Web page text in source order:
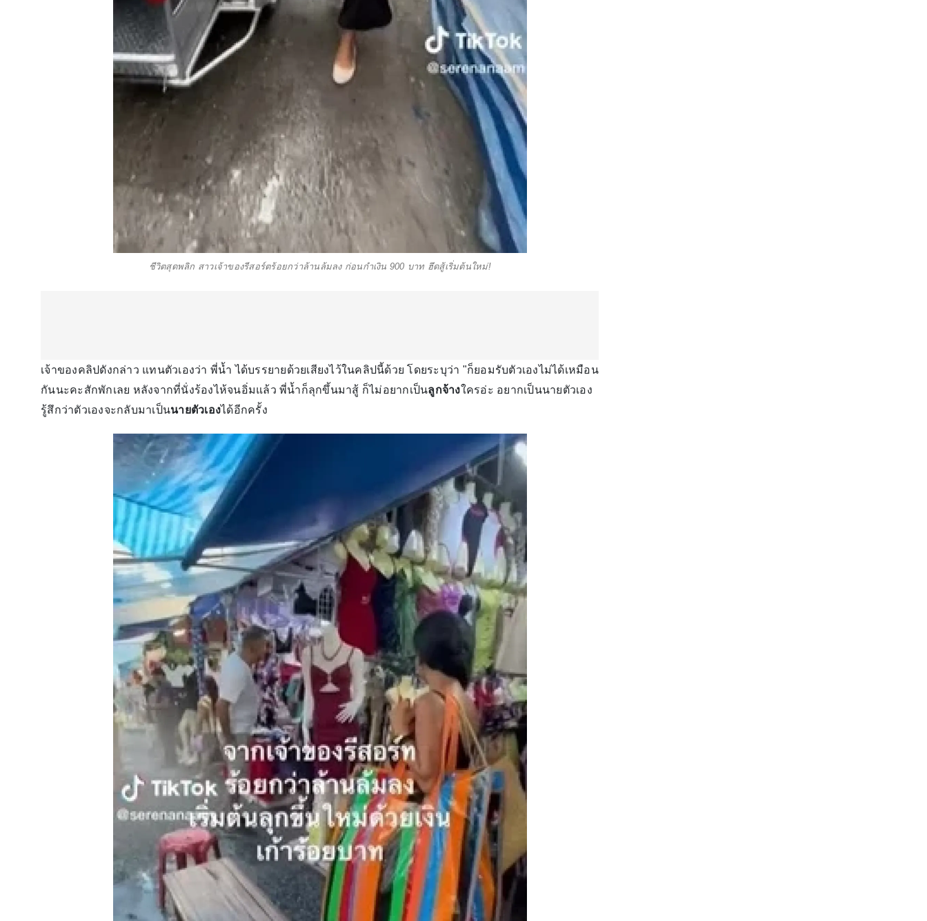
ชีวิตสุดพลิก สาวเจ้าของรีสอร์ตร้อยกว่าล้านล้มลง ก่อนกำเงิน 900 บาท ฮึดสู้เริ่มต้นใหม่!
เจ้าของคลิปดังกล่าว แทนตัวเองว่า พี่น้ำ ได้บรรยายด้วยเสียงไว้ในคลิปนี้ด้วย โดยระบุว่า "ก็ยอมรับตัวเองไม่ได้เหมือน
กันนะคะสักพักเลย หลังจากที่นั่งร้องไห้จนอิ่มแล้ว พี่น้ำก็ลุกขึ้นมาสู้ ก็ไม่อยากเป็นลูกจ้างใครอ่ะ อยากเป็นนายตัวเอง
รู้สึกว่าตัวเองจะกลับมาเป็นนายตัวเองได้อีกครั้ง